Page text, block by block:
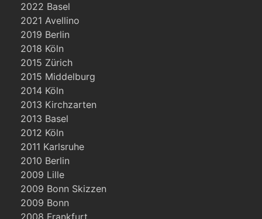
2022 Basel
2021 Avellino
2019 Berlin
2018 Köln
2015 Zürich
2015 Middelburg
2014 Köln
2013 Kirchzarten
2013 Basel
2012 Köln
2011 Karlsruhe
2010 Berlin
2009 Lille
2009 Bonn Skizzen
2009 Bonn
2008 Frankfurt